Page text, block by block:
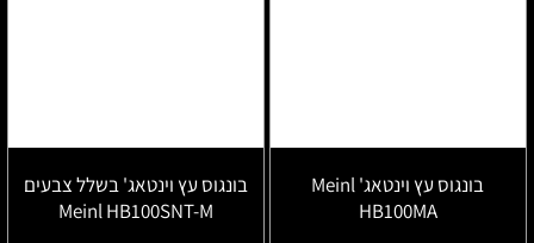
בונגוס עץ וינטאג' Meinl
HB100MA
בונגוס עץ וינטאג' בשלל צבעים
Meinl HB100SNT-M